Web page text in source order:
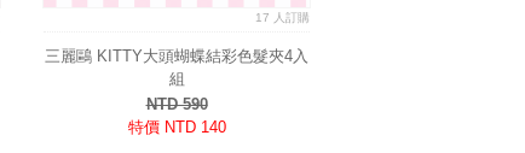
17 人訂購
三麗鷗 KITTY大頭蝴蝶結彩色髮夾4入
組
NTD 590
特價 NTD 140